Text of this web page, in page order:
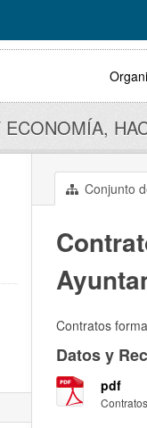
ECONOMÍA,
Conjunto
Contratos
Datos y
pdf